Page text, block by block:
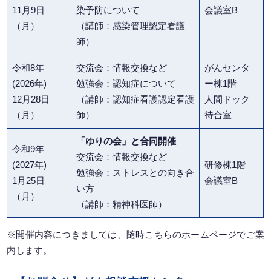
11月9日
（月）
染予防について
（講師：感染管理認定看護
師）
会議室B
令和8年
(2026年)
12月28日
（月）
交流会：情報交換など
勉強会：認知症について
（講師：認知症看護認定看護
師）
がんセンタ
ー棟1階
人間ドック
待合室
令和9年
(2027年)
1月25日
（月）
「ゆりの会」と合同開催
交流会：情報交換など
勉強会：ストレスとの向き合
い方
（講師：精神科医師）
研修棟1階
会議室B
※開催内容につきましては、随時こちらのホームページでご案
内します。